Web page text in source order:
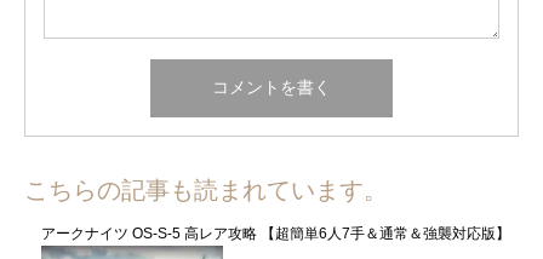
こちらの記事も読まれています。
アークナイツ OS-S-5 高レア攻略 【超簡単6人7手＆通常＆強襲対応版】